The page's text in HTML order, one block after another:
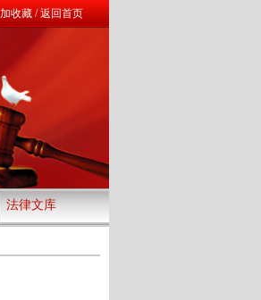
收藏/返回首页
法律文库